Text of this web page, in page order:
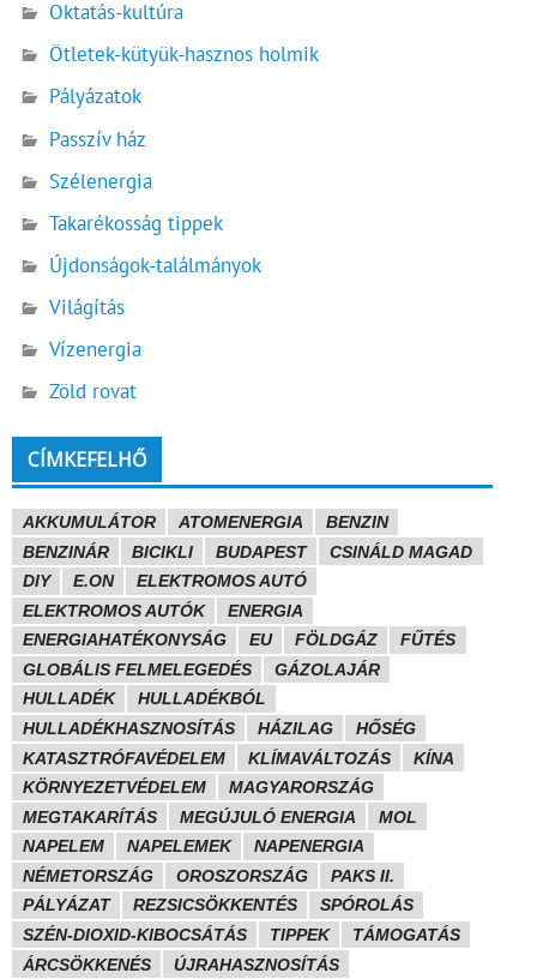
Oktatás-kultúra
Ötletek-kütyük-hasznos holmik
Pályázatok
Passzív ház
Szélenergia
Takarékosság tippek
Újdonságok-találmányok
Világítás
Vízenergia
Zöld rovat
CÍMKEFELHŐ
AKKUMULÁTOR ATOMENERGIA
BENZIN
BENZINÁR
BICIKLI BUDAPEST
CSINÁLD MAGAD
DIY
E.ON
ELEKTROMOS AUTÓ
ELEKTROMOS AUTÓK
ENERGIA
ENERGIAHATÉKONYSÁG
EU FÖLDGÁZ
FŰTÉS
GLOBÁLIS FELMELEGEDÉS
GÁZOLAJÁR
HULLADÉK
HULLADÉKBÓL
HULLADÉKHASZNOSÍTÁS
HÁZILAG
HŐSÉG
KATASZTRÓFAVÉDELEM
KLÍMAVÁLTOZÁS
KÍNA
KÖRNYEZETVÉDELEM
MAGYARORSZÁG
MEGTAKARÍTÁS
MEGÚJULÓ ENERGIA
MOL
NAPELEM
NAPELEMEK
NAPENERGIA
NÉMETORSZÁG
OROSZORSZÁG
PAKS II.
PÁLYÁZAT
REZSICSÖKKENTÉS
SPÓROLÁS
SZÉN-DIOXID-KIBOCSÁTÁS
TIPPEK
TÁMOGATÁS
ÁRCSÖKKENÉS
ÚJRAHASZNOSÍTÁS